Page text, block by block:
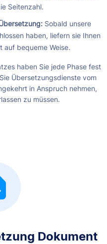
Seitenzahl.
Sobald unsere
haben, liefern sie Ihnen
auf bequeme Weise.
haben Sie jede Phase fest
Übersetzungsdienste vom
in Anspruch nehmen,
zu müssen.
Dokument